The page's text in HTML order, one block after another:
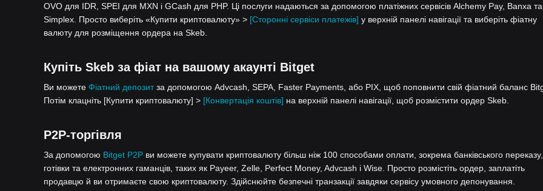
OVO для IDR, SPEI для MXN і GCash для PHP. Ці послуги надаються за допомогою платіжних сервісів Alchemy Pay, Banxa та
Simplex. Просто виберіть «Купити криптовалюту» > [Сторонні сервіси платежів] у верхній панелі навігації та виберіть фіатну
валюту для розміщення ордера на Skeb.
Купіть Skeb за фіат на вашому акаунті Bitget
Ви можете Фіатний депозитза допомогою Advcash, SEPA, Faster Payments, або PIX, щоб поповнити свій фіатний баланс
Потім клацніть [Купити криптовалюту] > [Конвертація коштів] на верхній панелі навігації, щоб розмістити ордер Skeb.
P2P-торгівля
За допомогою Bitget P2P ви можете купувати криптовалюту більш ніж 100 способами оплати, зокрема банківського переказу,
готівки та електронних гаманців, таких як Payeer, Zelle, Perfect Money, Advcash і Wise. Просто розмістіть ордер, заплатіть
продавцю й ви отримаєте свою криптовалюту. Здійснюйте безпечні транзакції завдяки сервісу умовного депонування.